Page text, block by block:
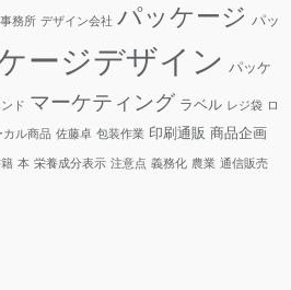
務所 デザイン会社 パッケージ パッ
ージデザイン パッケ
ド マーケティング ラベル レジ袋 ロ
カル商品 佐藤卓 包装作業 印刷通販 商品企画
本 栄養成分表示 注意点 義務化 農業 通信販売